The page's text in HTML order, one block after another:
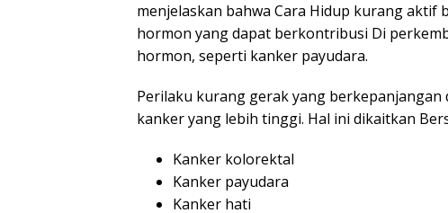
menjelaskan bahwa Cara Hidup kurang aktif
hormon yang dapat berkontribusi Di
hormon, seperti kanker payudara.
Perilaku kurang gerak yang
kanker yang lebih tinggi. Hal ini dikaitkan
Kanker kolorektal
Kanker payudara
Kanker hati